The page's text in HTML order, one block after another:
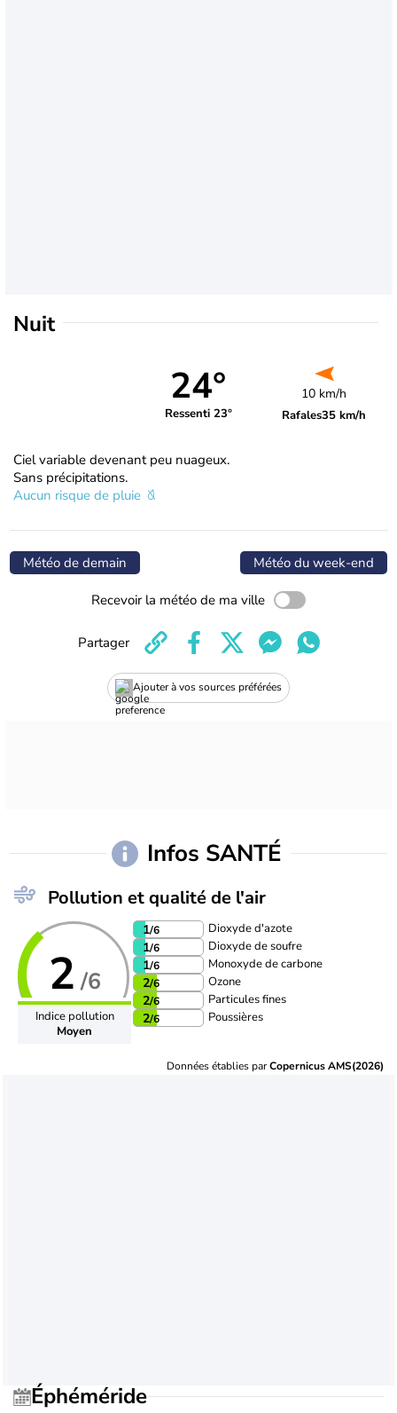
Nuit
24°
Ressenti 23°
10 km/h
Rafales35 km/h
Ciel variable devenant peu nuageux.
Sans précipitations.
Aucun risque de pluie
Météo de demain Météo du week-end
Recevoir la météo de ma ville
Ajouter à vos sources préférées
Partager
Infos SANTÉ
Pollution et qualité de l'air
2 /6
Indice pollution
Moyen
1/6 Dioxyde d'azote
1/6 Dioxyde de soufre
1/6 Monoxyde de carbone
2/6 Ozone
2/6 Particules fines
2/6 Poussières
Données établies parCopernicus AMS(2026)
Éphéméride